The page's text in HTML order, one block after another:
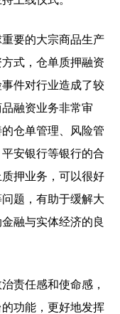
要的大宗商品生产
式，仓单质押融资
件对行业造成了较
融资业务非常审
仓单管理、风险管
安银行等银行的合
押业务，可以很好
题，有助于缓解大
融与实体经济的良
责任感和使命感，
功能，更好地发挥